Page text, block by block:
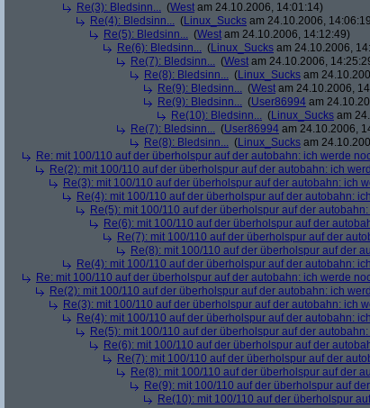
Re(3): Bledsinn... (West am 24.10.2006, 14:01:14)
Re(4): Bledsinn... (Linux_Sucks am 24.10.2006,
Re(5): Bledsinn... (West am 24.10.2006, 14:12:49)
Re(6): Bledsinn... (Linux_Sucks am 24.10.2006,
Re(7): Bledsinn... (West am 24.10.2006,
Re(8): Bledsinn... (Linux_Sucks am
Re(9): Bledsinn... (West am 24.10.2006,
Re(9): Bledsinn... (User86994 am
Re(10): Bledsinn... (Linux_Sucks am
Re(7): Bledsinn... (User86994 am 24.10.2006,
Re(8): Bledsinn... (Linux_Sucks am
Re: mit 100/110 auf der überholspur auf der autobahn: ich werde
Re(2): mit 100/110 auf der überholspur auf der autobahn: ich
Re(3): mit 100/110 auf der überholspur auf der autobahn: ich
Re(4): mit 100/110 auf der überholspur auf der autobahn:
Re(5): mit 100/110 auf der überholspur auf der
Re(6): mit 100/110 auf der überholspur auf der
Re(7): mit 100/110 auf der überholspur auf der
Re(8): mit 100/110 auf der überholspur auf der
Re(4): mit 100/110 auf der überholspur auf der autobahn:
Re: mit 100/110 auf der überholspur auf der autobahn: ich werde
Re(2): mit 100/110 auf der überholspur auf der autobahn: ich
Re(3): mit 100/110 auf der überholspur auf der autobahn: ich
Re(4): mit 100/110 auf der überholspur auf der autobahn:
Re(5): mit 100/110 auf der überholspur auf der
Re(6): mit 100/110 auf der überholspur auf der
Re(7): mit 100/110 auf der überholspur auf der
Re(8): mit 100/110 auf der überholspur auf der
Re(9): mit 100/110 auf der überholspur auf
Re(10): mit 100/110 auf der überholspur